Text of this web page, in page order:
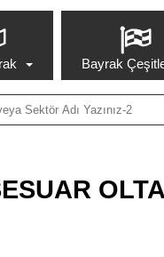
Bayrak